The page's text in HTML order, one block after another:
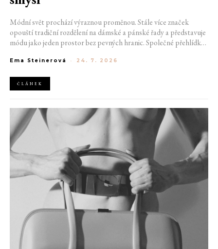
Módní svět prochází výraznou proměnou. Stále více značek
opouští tradiční rozdělení na dámské a pánské řady a představuje
módu jako jeden prostor bez pevných hranic. Společné přehlídky,
klasické týdny módy mohou brzy vypadat úplně jinak.
Ema Steinerová - 24. 7. 2026
ČLÁNEK